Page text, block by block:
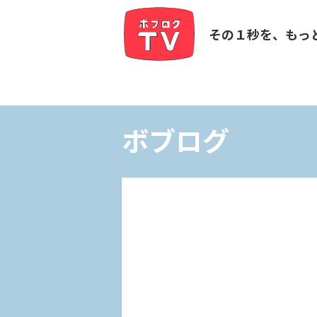
その１秒を、もっ
ボブログ